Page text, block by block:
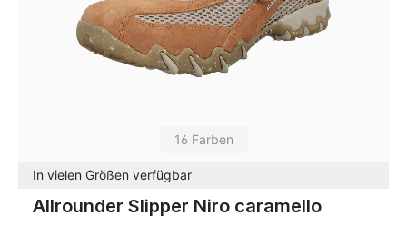
16 Farben
In vielen Größen verfügbar
Allrounder Slipper Niro caramello